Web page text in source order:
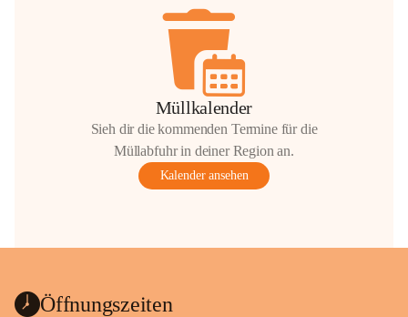
Müllkalender
Sieh dir die kommenden Termine für die
Müllabfuhr in deiner Region an.
Kalender ansehen
Öffnungszeiten